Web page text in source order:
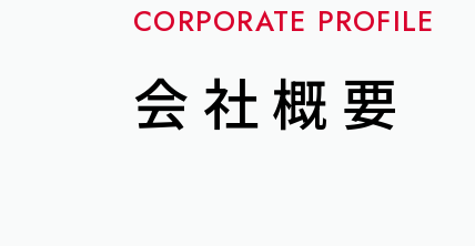
CORPORATE PROFILE
会社概要